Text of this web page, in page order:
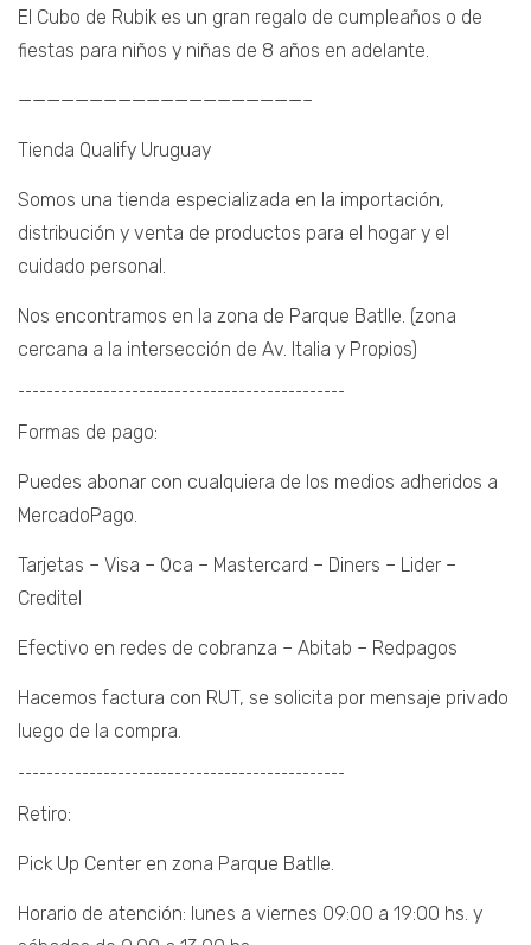
El Cubo de Rubik es un gran regalo de cumpleaños o de
fiestas para niños y niñas de 8 años en adelante.
————————————————————–
Tienda Qualify Uruguay
Somos una tienda especializada en la importación,
distribución y venta de productos para el hogar y el
cuidado personal.
Nos encontramos en la zona de Parque Batlle. (zona
cercana a la intersección de Av. Italia y Propios)
¯¯¯¯¯¯¯¯¯¯¯¯¯¯¯¯¯¯¯¯¯¯¯¯¯¯¯¯¯¯¯¯¯¯¯¯¯¯¯¯¯¯¯¯¯¯
Formas de pago:
Puedes abonar con cualquiera de los medios adheridos a
MercadoPago.
Tarjetas – Visa – Oca – Mastercard – Diners – Lider –
Creditel
Efectivo en redes de cobranza – Abitab – Redpagos
Hacemos factura con RUT, se solicita por mensaje privado
luego de la compra.
¯¯¯¯¯¯¯¯¯¯¯¯¯¯¯¯¯¯¯¯¯¯¯¯¯¯¯¯¯¯¯¯¯¯¯¯¯¯¯¯¯¯¯¯¯¯
Retiro:
Pick Up Center en zona Parque Batlle.
Horario de atención: lunes a viernes 09:00 a 19:00 hs. y